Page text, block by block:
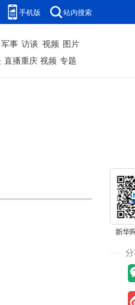
手机版 站内搜索
军事 访谈 视频 图片
直播重庆 视频 专题